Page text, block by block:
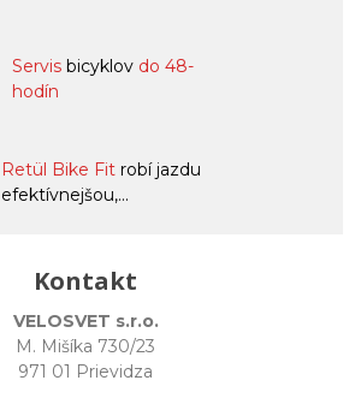
Servis bicyklov do 48-
hodín
Retül Bike Fit robí jazdu
efektívnejšou,...
Kontakt
VELOSVET s.r.o.
M. Mišíka 730/23
971 01 Prievidza